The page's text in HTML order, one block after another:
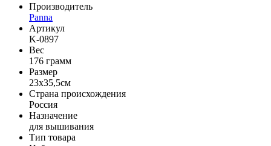
Производитель
Panna
Артикул
K-0897
Вес
176 грамм
Размер
23x35,5см
Страна происхождения
Россия
Назначение
для вышивания
Тип товара